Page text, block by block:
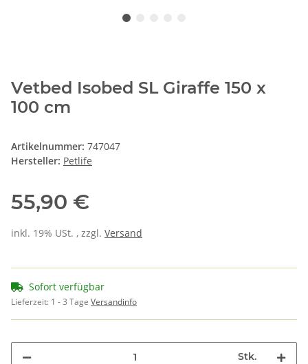
Vetbed Isobed SL Giraffe 150 x
100 cm
Artikelnummer: 747047
Hersteller: Petlife
55,90 €
inkl. 19% USt. , zzgl. Versand
Sofort verfügbar
Lieferzeit: 1 - 3 Tage Versandinfo
Stk.